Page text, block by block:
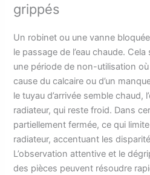
grippés
Un robinet ou une vanne
le passage de l’eau chaude.
une période de non-utilisation
cause du calcaire ou d’un
le tuyau d’arrivée semble chaud,
radiateur, qui reste froid. Dans
partiellement fermée, ce qui limite
radiateur, accentuant les
L’observation attentive et le
des pièces peuvent résoudre